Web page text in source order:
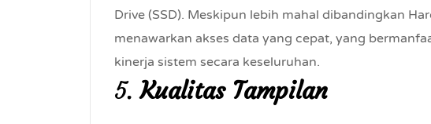
Drive (SSD). Meskipun lebih mahal dibandingkan
menawarkan akses data yang cepat, yang
kinerja sistem secara keseluruhan.
5.Kualitas Tampilan